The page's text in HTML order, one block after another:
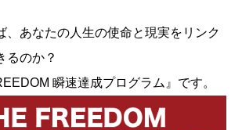
、あなたの人生の使命と現実をリンク
るのか？
瞬速達成プログラム』です。